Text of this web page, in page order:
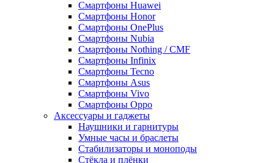
Смартфоны Huawei
Смартфоны Honor
Смартфоны OnePlus
Смартфоны Nubia
Смартфоны Nothing / CMF
Смартфоны Infinix
Смартфоны Tecno
Смартфоны Asus
Смартфоны Vivo
Смартфоны Oppo
Аксессуары и гаджеты
Наушники и гарнитуры
Умные часы и браслеты
Стабилизаторы и моноподы
Стёкла и плёнки